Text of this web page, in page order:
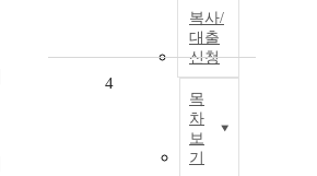
복사/
대출
신청
목
차
보
기
4